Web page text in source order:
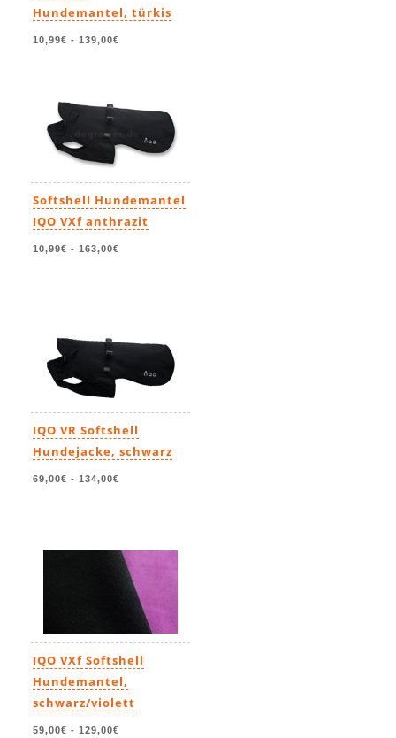
Hundemantel, türkis
10,99€ - 139,00€
Softshell Hundemantel
IQO VXf anthrazit
10,99€ - 163,00€
IQO VR Softshell
Hundejacke, schwarz
69,00€ - 134,00€
IQO VXf Softshell
Hundemantel,
schwarz/violett
59,00€ - 129,00€